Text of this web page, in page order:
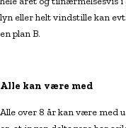
lyn eller helt vindstille kan
en plan B.
Alle kan være med
Alle over 8 år kan være med